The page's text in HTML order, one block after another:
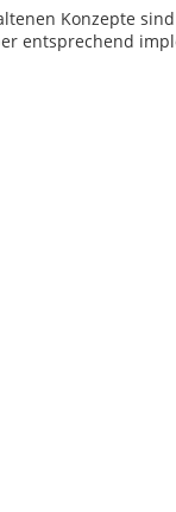
Konzepte
entsprechend